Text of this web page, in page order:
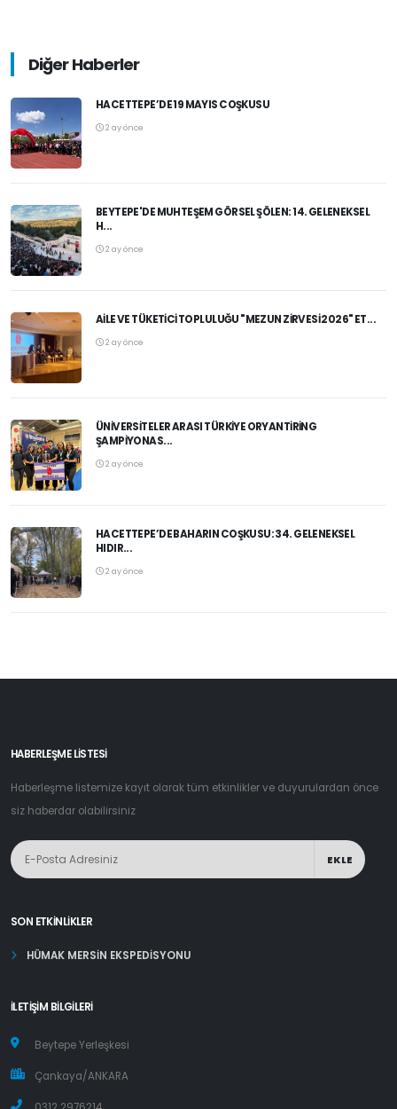
Diğer Haberler
HACETTEPE’DE 19 MAYIS COŞKUSU
2 ay önce
BEYTEPE'DE MUHTEŞEM GÖRSEL ŞÖLEN: 14. GELENEKSEL
H...
2 ay önce
AILE VE TÜKETICI TOPLULUĞU "MEZUN ZIRVESI 2026" ET...
2 ay önce
ÜNIVERSITELER ARASI TÜRKIYE ORYANTIRING
ŞAMPIYONAS...
2 ay önce
HACETTEPE’DE BAHARIN COŞKUSU: 34. GELENEKSEL
HIDIR...
2 ay önce
HABERLEŞME LİSTESİ
Haberleşme listemize kayıt olarak tüm etkinlikler ve duyurulardan önce
siz haberdar olabilirsiniz
EKLE
SON ETKINLIKLER
HÜMAK MERSİN EKSPEDİSYONU
İLETIŞIM BILGILERI
Beytepe Yerleşkesi
Çankaya/ANKARA